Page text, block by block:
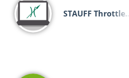
STAUFF Throttle…